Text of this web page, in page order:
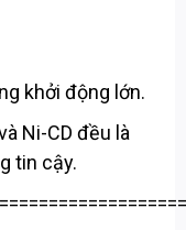
khởi động lớn.
Ni-CD đều là
tin cậy.